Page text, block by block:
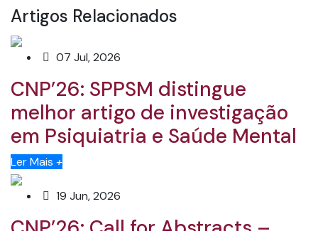
Artigos Relacionados
07 Jul, 2026
CNP’26: SPPSM distingue
melhor artigo de investigação
em Psiquiatria e Saúde Mental
Ler Mais +
19 Jun, 2026